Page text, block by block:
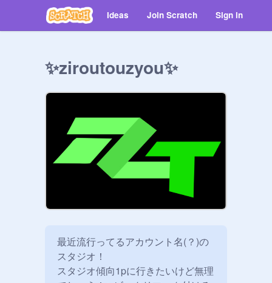
Ideas Join Scratch Sign in
✨ziroutouzyou✨
最近流行ってるアカウント名(？)の
スタジオ！
スタジオ傾向1pに行きたいけど無理